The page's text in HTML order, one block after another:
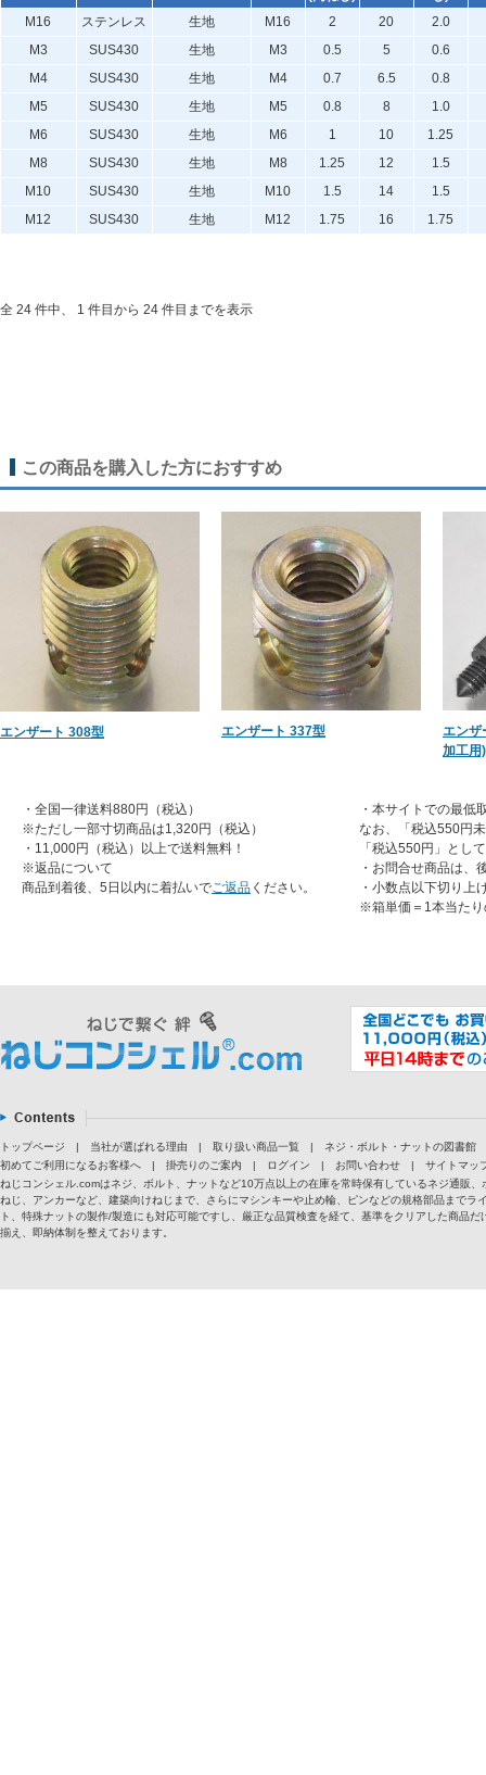
M16
ステンレス 生地 M16 2 20
2.0
M3
SUS430 生地 M3 0.5 5
0.6
M4
SUS430 生地 M4 0.7 6.5
0.8
M5
SUS430 生地 M5 0.8 8
1.0
M6
SUS430 生地 M6 1 10
1.25
M8
SUS430 生地 M8 1.25 12
1.5
M10
SUS430 生地 M10 1.5 14
1.5
M12
SUS430 生地 M12 1.75 16 1.75
全 24 件中、 1 件目から 24 件目までを表示
この商品を購入した方におすすめ
エンザート 308型 エンザート 337型
エンザ
加工用)
・全国一律送料880円（税込）
※ただし一部寸切商品は1,320円（税込）
・11,000円（税込）以上で送料無料！
※返品について
商品到着後、5日以内に着払いでご返品 ください。
・本サイトでの最低
なお、「税込550円
「税込550円」とし
・お問合せ商品は、
・小数点以下切り上
※箱単価＝1本当たり
トップページ | 当社が選ばれる理由 | 取り扱い商品一覧 |
ネジ・ボルト・ナットの図書館
初めてご利用になるお客様へ
| 掛売りのご案内 | ログイン | お問い合わせ |
サイトマッ
ねじコンシェル.comはネジ、ボルト、ナットなど10万点以上の在庫を常時保有しているネジ通販
ねじ、アンカーなど、建築向けねじまで、さらにマシンキーや止め輪、ピンなどの規格部品まで
ト、特殊ナットの製作/製造にも対応可能ですし、厳正な品質検査を経て、基準をクリアした商品
揃え、即納体制を整えております。